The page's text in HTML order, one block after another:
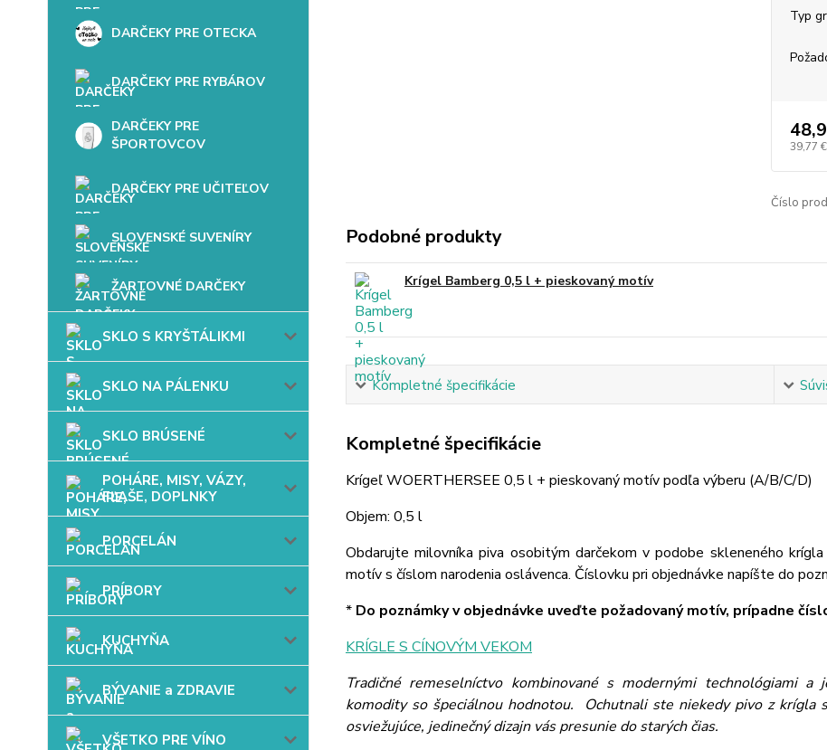
DARČEKY PRE OTECKA
DARČEKY PRE RYBÁROV
DARČEKY PRE
ŠPORTOVCOV
DARČEKY PRE UČITEĽOV
SLOVENSKÉ SUVENÍRY
ŽARTOVNÉ DARČEKY
SKLO S KRYŠTÁLIKMI
SKLO NA PÁLENKU
SKLO BRÚSENÉ
POHÁRE, MISY, VÁZY,
FĽAŠE, DOPLNKY
PORCELÁN
PRÍBORY
KUCHYŇA
BÝVANIE a ZDRAVIE
VŠETKO PRE VÍNO
Typ
39,77 €
Číslo
Podobné produkty
Krígel Bamberg 0,5 l + pieskovaný motív
Kompletné špecifikácie
Kompletné špecifikácie
Krígeľ WOERTHERSEE 0,5 l + pieskovaný motív podľa výberu (A/B/C/D)
Objem: 0,5 l
Obdarujte milovníka piva osobitým darčekom v podobe skleneného
motív s číslom narodenia oslávenca. Číslovku pri objednávke napíšte do
*Do poznámky v objednávke uveďte požadovaný motív, prípadne
KRÍGLE S CÍNOVÝM VEKOM
Tradičné remeselníctvo kombinované s modernými technológiami a
komodity so špeciálnou hodnotou. Ochutnali ste niekedy pivo z
osviežujúce, jedinečný dizajn vás presunie do starých čias.